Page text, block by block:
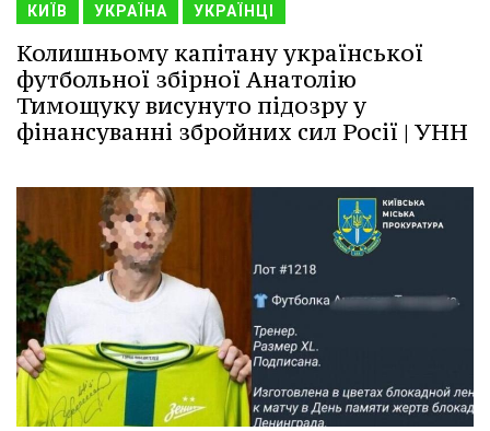
КИЇВ УКРАЇНА УКРАЇНЦІ
Колишньому капітану української
футбольної збірної Анатолію
Тимощуку висунуто підозру у
фінансуванні збройних сил Росії | УНН